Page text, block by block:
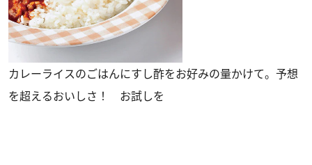
カレーライスのごはんにすし酢をお好みの量かけて。予想
を超えるおいしさ！ お試しを